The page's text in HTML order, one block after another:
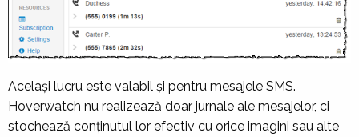
Același lucru este valabil și pentru mesajele SMS.
Hoverwatch nu realizează doar jurnale ale mesajelor, ci
stochează conținutul lor efectiv cu orice imagini sau alte